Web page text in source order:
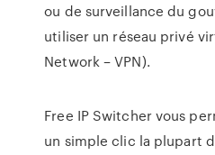
ou de surveillance du
utiliser un réseau privé
Network – VPN).
Free IP Switcher vous
un simple clic la plupart